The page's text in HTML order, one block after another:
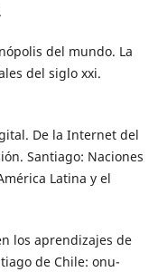
del mundo. La
del siglo xxi.
De la Internet del
Santiago: Naciones
Latina y el
los aprendizajes de
de Chile: onu-